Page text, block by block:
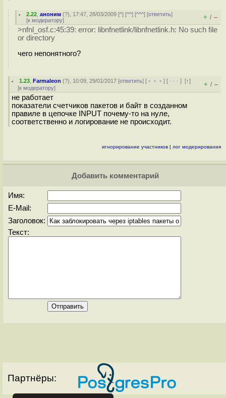
2.22 ,аноним (?), 17:47, 28/03/2009 [^] [^^] [^^^] [ответить]
[к модератору] + / –
>nfnl_osf.c:45:39: error: libnfnetlink/libnfnetlink.h: No such file
or directory
чего непонятного?
1.23 ,Farmaleon (?), 10:09, 29/01/2017 [ответить] [ ﹢﹢﹢] [ · · ·][↑]
[к модератору] + / –
не работает
показатели счетчиков пакетов и байт в созданном
правиле в цепочке INPUT почему-то на нуле,
соответственно и логирование не происходит.
игнорирование участников | лог модерирования
Добавить комментарий
Имя:
E-Mail:
Заголовок:
Текст:
Партнёры: